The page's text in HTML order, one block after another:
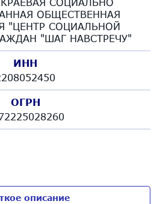
ОБЩЕСТВЕННАЯ
"ЦЕНТР СОЦИАЛЬНОЙ
"ШАГ НАВСТРЕЧУ"
ИНН
ОГРН
описание